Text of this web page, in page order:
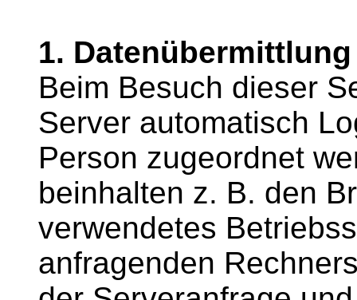
1.
Beim Besuch dieser
Server automatisch
Person zugeordnet
beinhalten z. B. den
verwendetes
anfragenden